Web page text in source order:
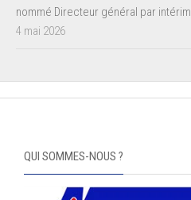
nommé Directeur général par intérim
4 mai 2026
QUI SOMMES-NOUS ?